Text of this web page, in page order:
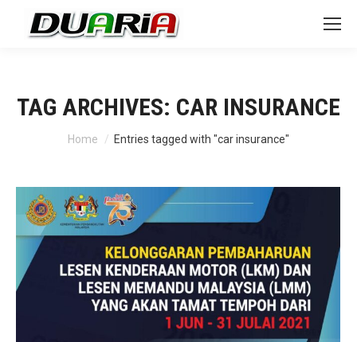
TAG ARCHIVES: CAR INSURANCE
You are here:
Home Entries tagged with "car insurance"